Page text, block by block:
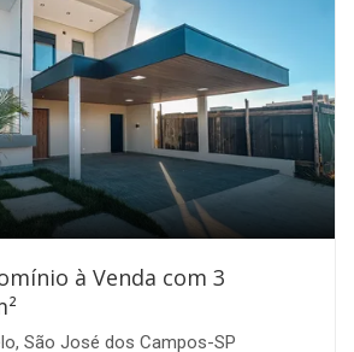
à Venda com 3
São José dos Campos-SP